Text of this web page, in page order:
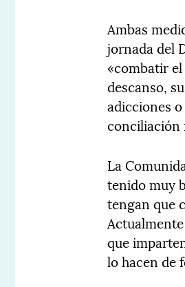
Ambas
jornada del
«combatir
descanso,
adicciones
conciliación
La
tenido muy
tengan que
que
lo hacen de